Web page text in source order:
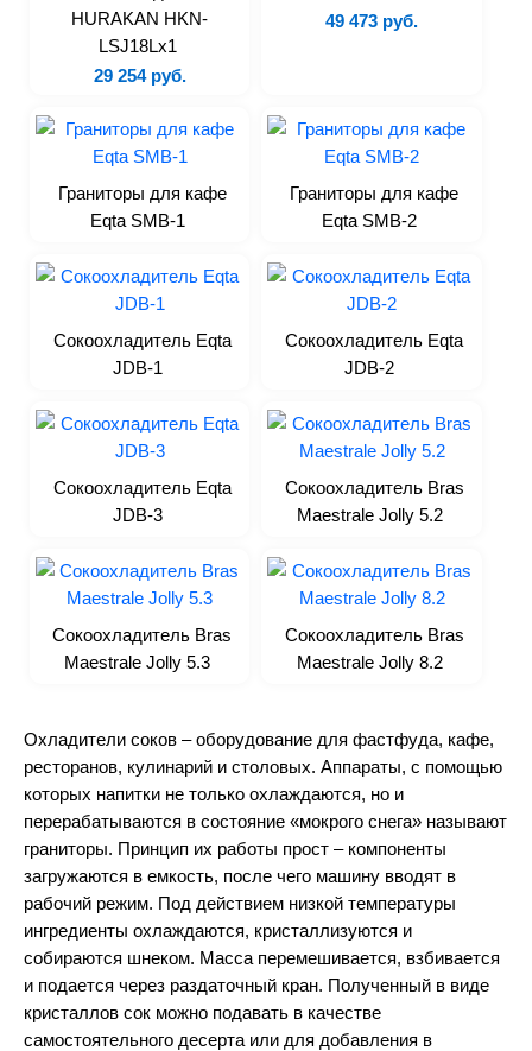
Электромеханическое
Колбасные шприцы
Машины кухонные
универсальные
Маринаторы
Мукопросеиватели
Мясорубки
Овощемойки
Овощерезки
Пилы
Рыбочистки
Тестоделители
Тестораскаточные машины
Аксессуары
Для фастфуда и бара
Аппарат для горячего
шоколада
Аппараты для попкорна
Аппараты для сахарной ваты
Аппараты для шаурмы
Блендеры
HURAKAN HKN-
LSJ18Lx1
29 254 руб.
49 473 руб.
Граниторы для кафе
Eqta SMB-1
Граниторы для кафе
Eqta SMB-2
Сокоохладитель Eqta
JDB-1
Сокоохладитель Eqta
JDB-2
Сокоохладитель Eqta
JDB-3
Сокоохладитель Bras
Maestrale Jolly 5.2
Сокоохладитель Bras
Maestrale Jolly 5.3
Сокоохладитель Bras
Maestrale Jolly 8.2
Охладители соков – оборудование для фастфуда, кафе,
ресторанов, кулинарий и столовых. Аппараты, с помощью
которых напитки не только охлаждаются, но и
перерабатываются в состояние «мокрого снега» называют
граниторы. Принцип их работы прост – компоненты
загружаются в емкость, после чего машину вводят в
рабочий режим. Под действием низкой температуры
ингредиенты охлаждаются, кристаллизуются и
собираются шнеком. Масса перемешивается, взбивается
и подается через раздаточный кран. Полученный в виде
кристаллов сок можно подавать в качестве
самостоятельного десерта или для добавления в